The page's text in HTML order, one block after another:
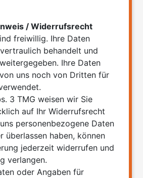
/ Widerrufsrecht
freiwillig. Ihre Daten
behandelt und
Ihre Daten
uns noch von Dritten für
3 TMG weisen wir Sie
auf Ihr Widerrufsrecht
personenbezogene Daten
überlassen haben, können
jederzeit widerrufen und
verlangen.
oder Angaben für